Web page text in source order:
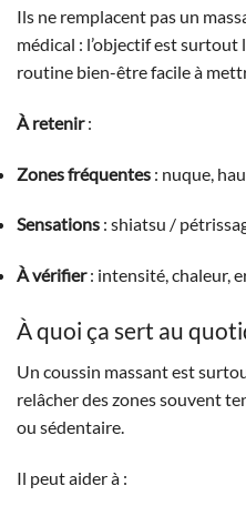
Ils ne remplacent pas un
médical : l’objectif est
routine bien-être facile à
À retenir:
Zones fréquentes : nuque,
Sensations : shiatsu /
À vérifier: intensité, chaleur,
À quoi ça sert au
Un coussin massant est
relâcher des zones souvent
ou sédentaire.
Il peut aider à :